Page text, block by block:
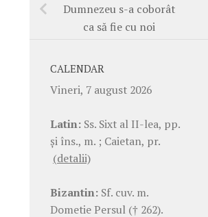
Dumnezeu s-a coborât
ca să fie cu noi
CALENDAR
Vineri, 7 august 2026
Latin: Ss. Sixt al II-lea, pp.
şi îns., m. ; Caietan, pr.
(detalii)
Bizantin: Sf. cuv. m.
Dometie Persul († 262).